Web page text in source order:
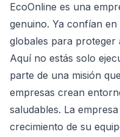
EcoOnline es una
genuino. Ya confían en
globales para proteger
Aquí no estás solo
parte de una misión
empresas crean
saludables. La
crecimiento de su